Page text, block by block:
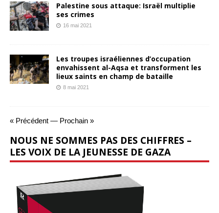
Palestine sous attaque: Israël multiplie
ses crimes
16 mai 2021
Les troupes israéliennes d’occupation
envahissent al-Aqsa et transforment les
lieux saints en champ de bataille
8 mai 2021
« Précédent — Prochain »
NOUS NE SOMMES PAS DES CHIFFRES –
LES VOIX DE LA JEUNESSE DE GAZA